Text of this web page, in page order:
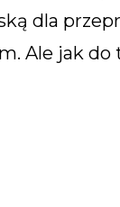
dla
Ale jak do